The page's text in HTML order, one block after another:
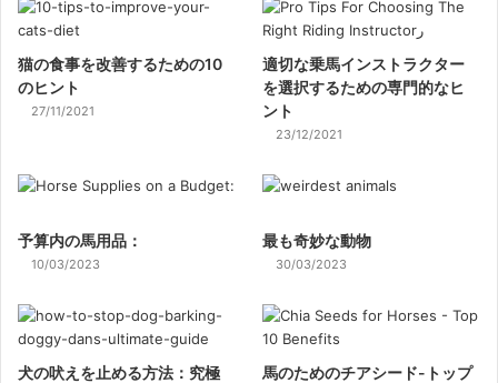
猫の食事を改善するための10
のヒント
27/11/2021
適切な乗馬インストラクター
を選択するための専門的なヒ
ント
23/12/2021
予算内の馬用品：
10/03/2023
最も奇妙な動物
30/03/2023
犬の吠えを止める方法：究極
馬のためのチアシード-トップ